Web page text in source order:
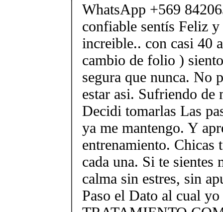
WhatsApp +569
confiable sentís Feliz
increible.. con casi 40
cambio de folio )
segura que nunca. No
estar asi. Sufriendo de
Decidi tomarlas Las
ya me mantengo. Y
entrenamiento. Chicas
cada una. Si te sientes
calma sin estres, sin
Paso el Dato al cual